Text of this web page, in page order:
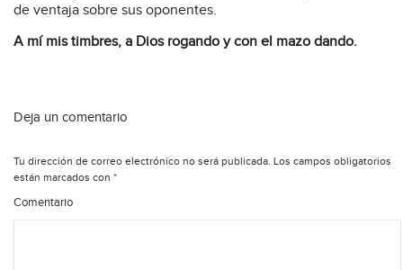
de ventaja sobre sus oponentes.
A mí mis timbres, a Dios rogando y con el mazo dando.
Deja un comentario
Tu dirección de correo electrónico no será publicada. Los campos obligatorios
están marcados con *
Comentario